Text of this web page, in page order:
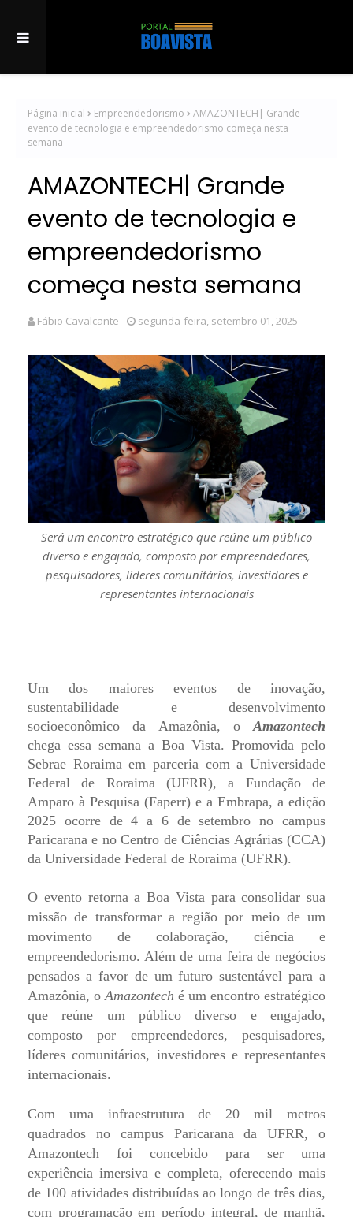
Página inicial Empreendedorismo
AMAZONTECH| Grande
evento de tecnologia e empreendedorismo começa nesta
semana
AMAZONTECH| Grande
evento de tecnologia e
empreendedorismo
começa nesta semana
Fábio Cavalcante segunda-feira, setembro 01, 2025
Será um encontro estratégico que reúne um público
diverso e engajado, composto por empreendedores,
pesquisadores, líderes comunitários, investidores e
representantes internacionais
Um dos maiores eventos de inovação,
sustentabilidade e desenvolvimento
socioeconômico da Amazônia, o Amazontech
chega essa semana a Boa Vista. Promovida pelo
Sebrae Roraima em parceria com a Universidade
Federal de Roraima (UFRR), a Fundação de
Amparo à Pesquisa (Faperr) e a Embrapa, a edição
2025 ocorre de 4 a 6 de setembro no campus
Paricarana e no Centro de Ciências Agrárias (CCA)
da Universidade Federal de Roraima (UFRR).
O evento retorna a Boa Vista para consolidar sua
missão de transformar a região por meio de um
movimento de colaboração, ciência e
empreendedorismo. Além de uma feira de negócios
pensados a favor de um futuro sustentável para a
Amazônia, o Amazontech é um encontro estratégico
que reúne um público diverso e engajado,
composto por empreendedores, pesquisadores,
líderes comunitários, investidores e representantes
internacionais.
Com uma infraestrutura de 20 mil metros
quadrados no campus Paricarana da UFRR, o
Amazontech foi concebido para ser uma
experiência imersiva e completa, oferecendo mais
de 100 atividades distribuídas ao longo de três dias,
com programação em período integral, de manhã,